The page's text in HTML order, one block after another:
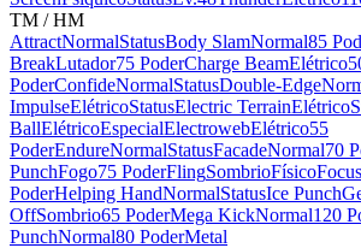
TM / HM
AttractNormalStatusBody SlamNormal85
BreakLutador75 PoderCharge BeamElétrico
PoderConfideNormalStatusDouble-Edge
ImpulseElétricoStatusElectric TerrainElétrico
BallElétricoEspecialElectrowebElétrico55
PoderEndureNormalStatusFacadeNormal70
PunchFogo75 PoderFlingSombrioFísico
PoderHelping HandNormalStatusIce Punch
OffSombrio65 PoderMega KickNormal120
PunchNormal80 PoderMetal